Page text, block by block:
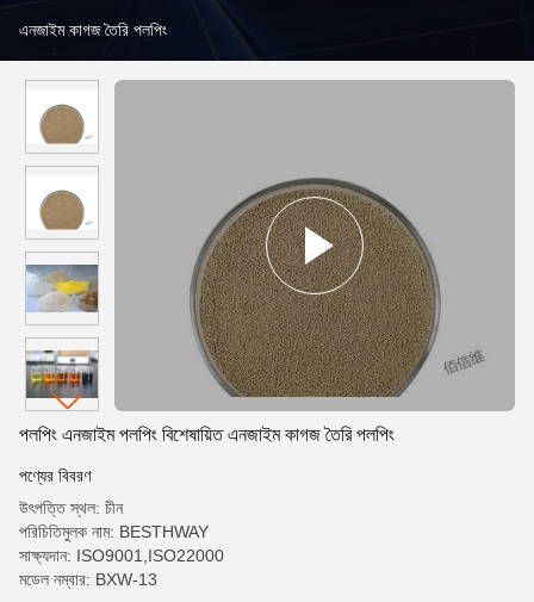
এনজাইম কাগজ তৈরি পলপিং
পলপিং এনজাইম পলপিং বিশেষায়িত এনজাইম কাগজ তৈরি পলপিং
পণ্যের বিবরণ
উৎপত্তি স্থল: চীন
পরিচিতিমুলক নাম: BESTHWAY
সাক্ষ্যদান: ISO9001,ISO22000
মডেল নম্বার: BXW-13